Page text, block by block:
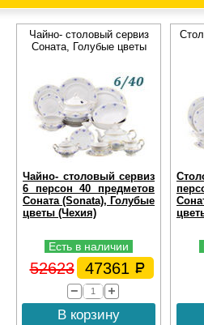
Чайно- столовый сервиз
Соната, Голубые цветы
Чайно- столовый сервиз
6 персон 40 предметов
Соната (Sonata), Голубые
цветы (Чехия)
Есть в наличии
52623 47361
В корзину